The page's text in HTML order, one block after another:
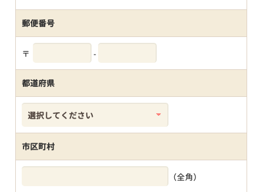
郵便番号
〒 -
都道府県
市区町村
（全角）